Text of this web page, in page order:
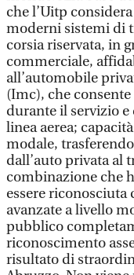
che l’Uitp
moderni sistemi di
corsia riservata, in
commerciale,
all’automobile
(Imc), che
durante il servizio e
linea aerea;
modale,
dall’auto privata al
combinazione che
essere
avanzate a livello
pubblico
riconoscimento
risultato di